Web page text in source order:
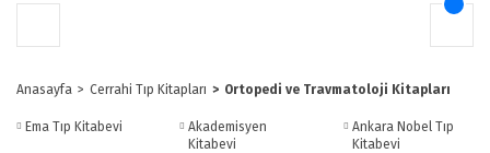
Anasayfa Cerrahi Tıp Kitapları Ortopedi ve Travmatoloji Kitapları
Ema Tıp Kitabevi
Akademisyen
Kitabevi
Ankara Nobel Tıp
Kitabevi